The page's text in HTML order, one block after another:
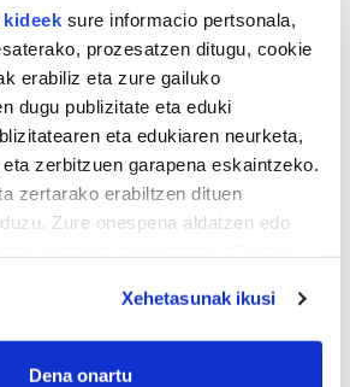
kideek sure informacio pertsonala,
prozesatzen ditugu, cookie
erabiliz eta zure gailuko
dugu publizitate eta eduki
eta edukiaren neurketa,
zerbitzuen garapena eskaintzeko.
zertarako erabiltzen dituen
Zure onespena aldatzen edo
also like to:
about your geographical
Xehetasunak ikusi
Dena onartu